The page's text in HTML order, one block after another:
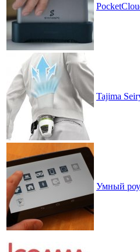
Tajima
Умный